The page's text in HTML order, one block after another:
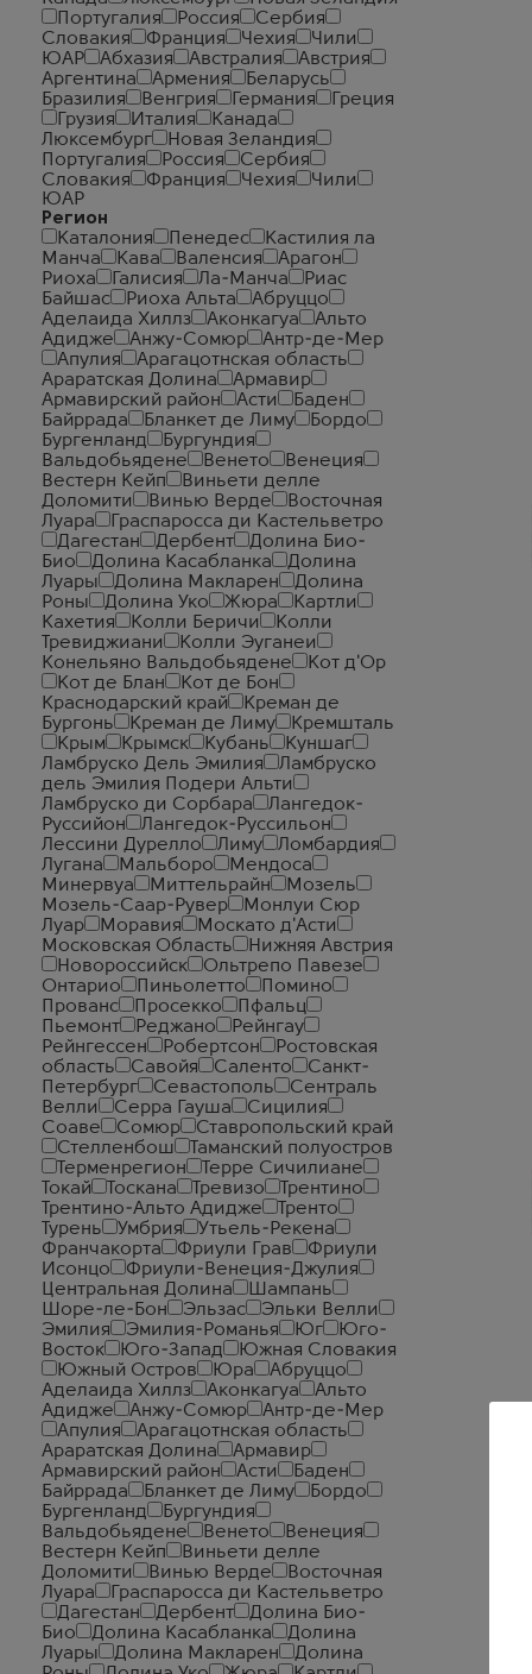
Португалия
Россия
Сербия
Словакия
Франция Чехия
Чили
ЮАР
Абхазия Австралия
Австрия
Аргентина
Армения
Беларусь
Бразилия
Венгрия Германия
Греция
Грузия
Италия
Канада
Люксембург
Новая Зеландия
Португалия
Россия
Сербия
Словакия
Франция Чехия
Чили
ЮАР
Регион
Каталония
Пенедес
Кастилия ла
Манча
Кава Валенсия
Арагон
Риоха
Галисия Ла-Манча
Риас
Байшас
Риоха Альта
Абруццо
Аделаида Хиллз
Аконкагуа
Альто
Адидже
Анжу-Сомюр
Антр-де-Мер
Апулия
Арагацотнская область
Араратская Долина
Армавир
Армавирский район
Асти
Баден
Байррада
Бланкет де Лиму
Бордо
Бургенланд
Бургундия
Вальдобьядене
Венето
Венеция
Вестерн Кейп
Виньети делле
Доломити
Винью Верде
Восточная
Луара
Граспаросса ди Кастельветро
Дагестан
Дербент
Долина Био-
Био
Долина Касабланка
Долина
Луары
Долина Макларен
Долина
Роны
Долина Уко Жюра
Картли
Кахетия
Колли Беричи
Колли
Тревиджиани
Колли Эуганеи
Конельяно Вальдобьядене
Кот д'Ор
Кот де Блан
Кот де Бон
Краснодарский край
Креман де
Бургонь
Креман де Лиму
Кремшталь
Крым
Крымск Кубань
Куншаг
Ламбруско Дель Эмилия
Ламбруско
дель Эмилия Подери Альти
Ламбруско ди Сорбара
Лангедок-
Руссийон
Лангедок-Руссильон
Лессини Дурелло
Лиму
Ломбардия
Лугана
Мальборо
Мендоса
Минервуа
Миттельрайн
Мозель
Мозель-Саар-Рувер
Монлуи Сюр
Луар
Моравия
Москато д'Асти
Московская Область
Нижняя Австрия
Новороссийск
Ольтрепо Павезе
Онтарио
Пиньолетто
Помино
Прованс
Просекко
Пфальц
Пьемонт
Реджано
Рейнгау
Рейнгессен
Робертсон
Ростовская
область
Савойя Саленто
Санкт-
Петербург
Севастополь
Сентраль
Велли
Серра Гауша
Сицилия
Соаве
Сомюр
Ставропольский край
Стелленбош
Таманский полуостров
Терменрегион
Терре Сичилиане
Токай
Тоскана Тревизо
Трентино
Трентино-Альто Адидже
Тренто
Турень
Умбрия
Утьель-Рекена
Франчакорта
Фриули Грав
Фриули
Исонцо
Фриули-Венеция-Джулия
Центральная Долина
Шампань
Шоре-ле-Бон
Эльзас
Эльки Велли
Эмилия
Эмилия-Романья Юг
Юго-
Восток
Юго-Запад
Южная Словакия
Южный Остров
Юра
Абруццо
Аделаида Хиллз
Аконкагуа
Альто
Адидже
Анжу-Сомюр
Антр-де-Мер
Апулия
Арагацотнская область
Араратская Долина
Армавир
Армавирский район
Асти
Баден
Байррада
Бланкет де Лиму
Бордо
Бургенланд
Бургундия
Вальдобьядене
Венето
Венеция
Вестерн Кейп
Виньети делле
Доломити
Винью Верде
Восточная
Луара
Граспаросса ди Кастельветро
Дагестан
Дербент
Долина Био-
Био
Долина Касабланка
Долина
Луары
Долина Макларен
Долина